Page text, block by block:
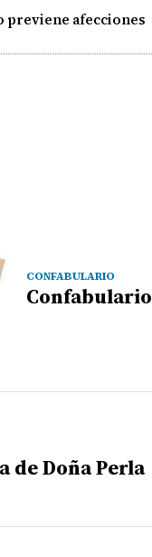
previene afecciones
CONFABULARIO
Confabulario
de Doña Perla